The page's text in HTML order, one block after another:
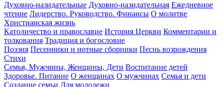
Духовно-назидательные Духовно-назидательная Ежедневное
чтение Лидерство. Руководство. Финансы О молитве
Христианская жизнь
Католичество и православие История Церкви Комментарии и
толкования Традиция и богословие
Поэзия Песенники и нотные сборники Песнь возрождения
Стихи
Семья, Мужчины, Женщины, Дети Воспитание детей
Здоровье. Питание О женщинах О мужчинах Семья и дети
Создание семьи Для молодежи